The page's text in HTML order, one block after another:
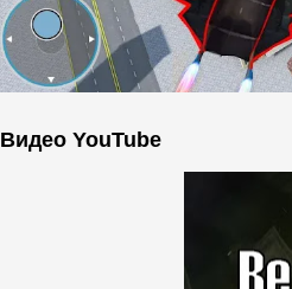
Видео YouTube